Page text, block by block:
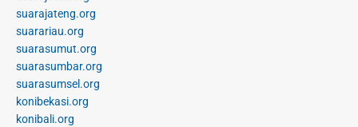
suarajateng.org
suarariau.org
suarasumut.org
suarasumbar.org
suarasumsel.org
konibekasi.org
konibali.org